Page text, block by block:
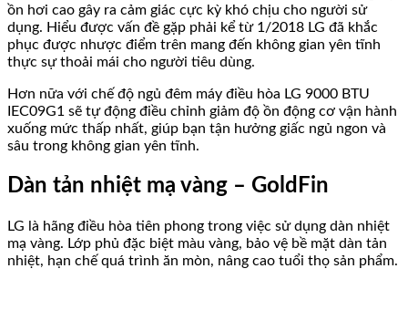
ồn hơi cao gây ra cảm giác cực kỳ khó chịu cho người sử
dụng. Hiểu được vấn đề gặp phải kể từ 1/2018 LG đã khắc
phục được nhược điểm trên mang đến không gian yên tĩnh
thực sự thoải mái cho người tiêu dùng.
Hơn nữa với chế độ ngủ đêm máy điều hòa LG 9000 BTU
IEC09G1 sẽ tự động điều chỉnh giảm độ ồn động cơ vận hành
xuống mức thấp nhất, giúp bạn tận hưởng giấc ngủ ngon và
sâu trong không gian yên tĩnh.
Dàn tản nhiệt mạ vàng – GoldFin
LG là hãng điều hòa tiên phong trong việc sử dụng dàn nhiệt
mạ vàng. Lớp phủ đặc biệt màu vàng, bảo vệ bề mặt dàn tản
nhiệt, hạn chế quá trình ăn mòn, nâng cao tuổi thọ sản phẩm.